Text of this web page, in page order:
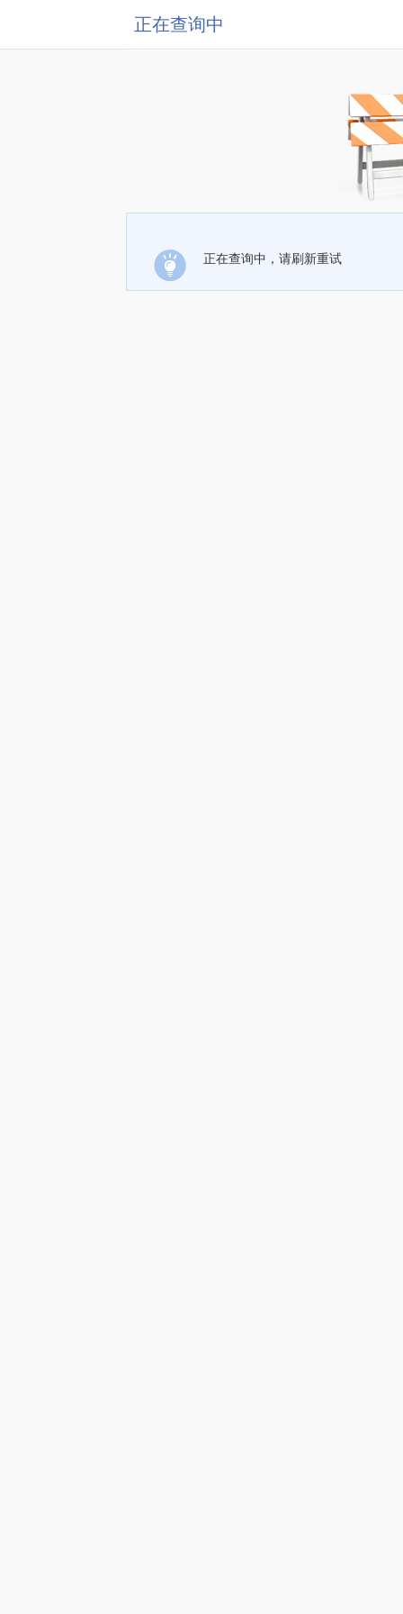
正在查询中
正在查询中，请刷新重试